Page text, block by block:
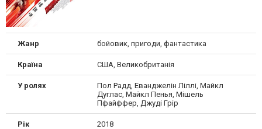
Жанр бойовик, пригоди, фантастика
Країна США, Великобританія
У ролях
Пол Радд, Еванджелін Ліллі, Майкл
Дуглас, Майкл Пенья, Мішель
Пфайффер, Джуді Грір
Рік 2018